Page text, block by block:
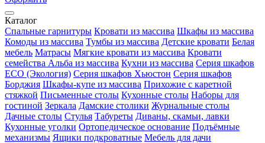
Каталог
Спальные гарнитуры Кровати из массива Шкафы из массива
Комоды из массива Тумбы из массива Детские кровати Белая
мебель Матрасы Мягкие кровати из массива Кровати
семейства Альба из массива Кухни из массива Серия шкафов
ECO (Экология) Серия шкафов Хьюстон Серия шкафов
Борджия Шкафы-купе из массива Прихожие с каретной
стяжкой Письменные столы Кухонные столы Наборы для
гостиной Зеркала Дамские столики Журнальные столы
Дачные столы Стулья Табуреты Диваны, скамьи, лавки
Кухонные уголки Ортопедическое основание Подъёмные
механизмы Ящики подкроватные Мебель для дачи